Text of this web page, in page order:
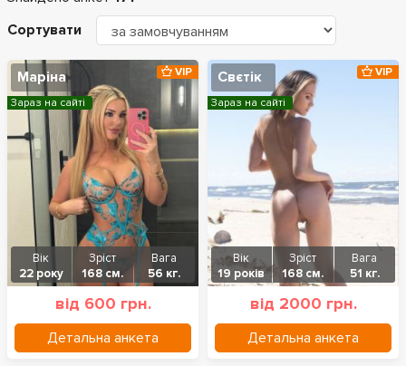
Сортувати
Маріна
Вік
22 року
Зріст
168 см.
Вага
56 кг.
від 600 грн.
Детальна анкета
VIP
Зараз на сайті
Свєтік
Вік
19 років
Зріст
168 см.
Вага
51 кг.
від 2000 грн.
Детальна анкета
VIP
Зараз на сайті